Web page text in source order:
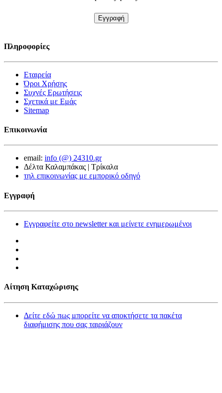
Πληροφορίες
Εταιρεία
Όροι Χρήσης
Συχνές Ερωτήσεις
Σχετικά με Εμάς
Sitemap
Επικοινωνία
email: info (@) 24310.gr
Δέλτα Καλαμπάκας | Τρίκαλα
τηλ επικοινωνίας με εμπορικό οδηγό
Εγγραφή
Εγγραφείτε στο newsletter και μείνετε ενημερωμένοι
Αίτηση Καταχώρισης
Δείτε εδώ πως μπορείτε να αποκτήσετε τα πακέτα
διαφήμισης που σας ταιριάζουν